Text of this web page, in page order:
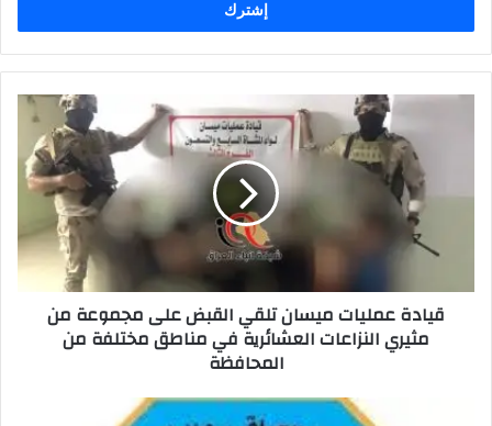
القبض
مجموعة
مثيري
النزاعات
العشائرية
قيادة عمليات ميسان تلقي القبض على مجموعة من
مثيري النزاعات العشائرية في مناطق مختلفة من
المحافظة